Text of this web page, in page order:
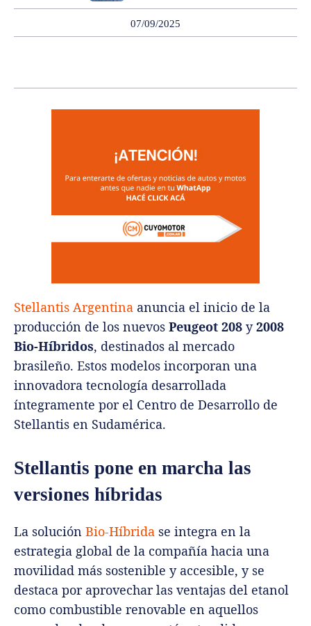
07/09/2025
Stellantis Argentina anuncia el inicio de la
producción de los nuevos Peugeot 208 y2008
Bio-Híbridos, destinados al mercado
brasileño. Estos modelos incorporan una
innovadora tecnología desarrollada
íntegramente por el Centro de Desarrollo de
Stellantis en Sudamérica.
Stellantis pone en marcha las
versiones híbridas
La solución Bio-Híbrida se integra en la
estrategia global de la compañía hacia una
movilidad más sostenible y accesible, y se
destaca por aprovechar las ventajas del etanol
como combustible renovable en aquellos